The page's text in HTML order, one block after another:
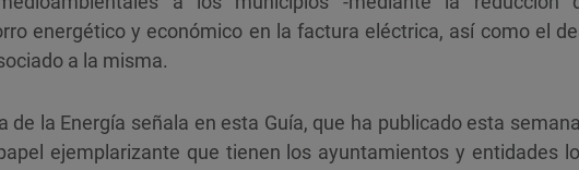
energético y económico en la factura eléctrica, así como el
a la misma.
de la Energía señala en esta Guía, que ha publicado esta
ejemplarizante que tienen los ayuntamientos y entidades